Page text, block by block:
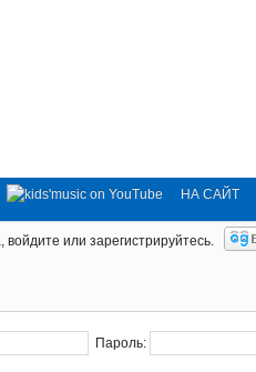
НА САЙТ
войдите или зарегистрируйтесь.
Пароль: